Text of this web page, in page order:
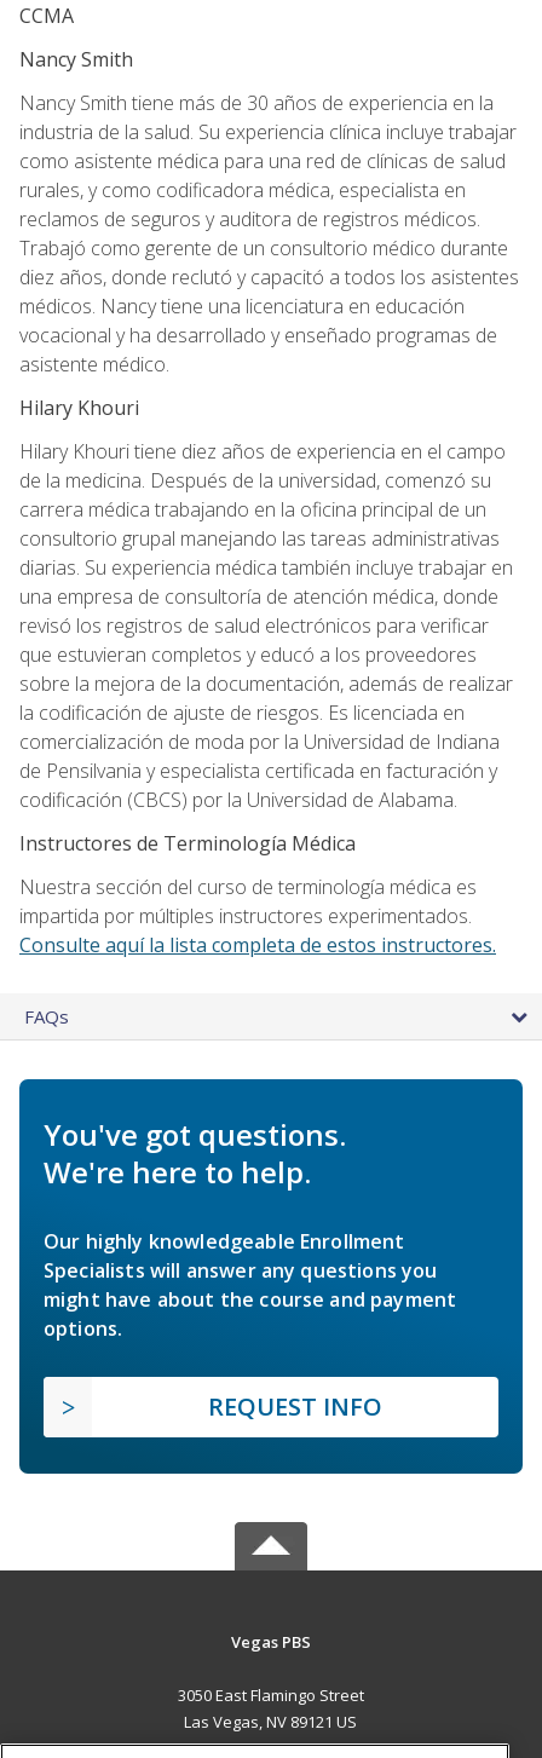
CCMA
Nancy Smith
Nancy Smith tiene más de 30 años de experiencia en la
industria de la salud. Su experiencia clínica incluye trabajar
como asistente médica para una red de clínicas de salud
rurales, y como codificadora médica, especialista en
reclamos de seguros y auditora de registros médicos.
Trabajó como gerente de un consultorio médico durante
diez años, donde reclutó y capacitó a todos los asistentes
médicos. Nancy tiene una licenciatura en educación
vocacional y ha desarrollado y enseñado programas de
asistente médico.
Hilary Khouri
Hilary Khouri tiene diez años de experiencia en el campo
de la medicina. Después de la universidad, comenzó su
carrera médica trabajando en la oficina principal de un
consultorio grupal manejando las tareas administrativas
diarias. Su experiencia médica también incluye trabajar en
una empresa de consultoría de atención médica, donde
revisó los registros de salud electrónicos para verificar
que estuvieran completos y educó a los proveedores
sobre la mejora de la documentación, además de realizar
la codificación de ajuste de riesgos. Es licenciada en
comercialización de moda por la Universidad de Indiana
de Pensilvania y especialista certificada en facturación y
codificación (CBCS) por la Universidad de Alabama.
Instructores de Terminología Médica
Nuestra sección del curso de terminología médica es
impartida por múltiples instructores experimentados.
Consulte aquí la lista completa de estos instructores.
FAQs
You've got questions.
We're here to help.
Our highly knowledgeable Enrollment
Specialists will answer any questions you
might have about the course and payment
options.
REQUEST INFO
Vegas PBS
3050 East Flamingo Street
Las Vegas, NV 89121 US